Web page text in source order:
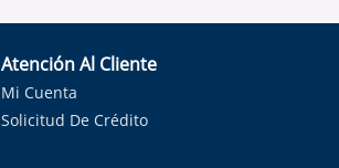
Atención Al Cliente
Mi Cuenta
Solicitud De Crédito